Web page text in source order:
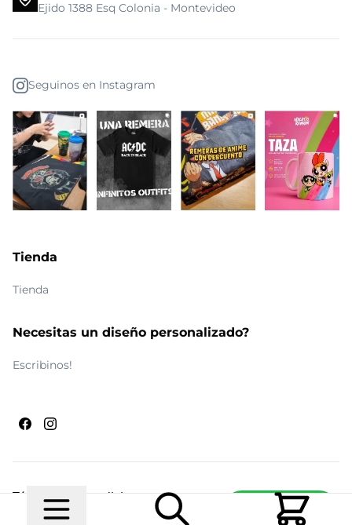
Escribinos
Ejido 1388 Esq Colonia - Montevideo
Seguinos en Instagram
Tienda
Tienda
Necesitas un diseño personalizado?
Escribinos!
© 2026 Maldito RamónRealizado por Ecwid de
Términos y condiciones